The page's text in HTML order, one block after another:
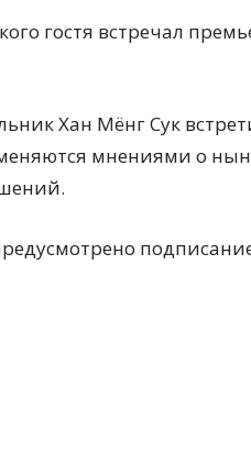
гостя встречал
Хан Мёнг Сук
мнениями о